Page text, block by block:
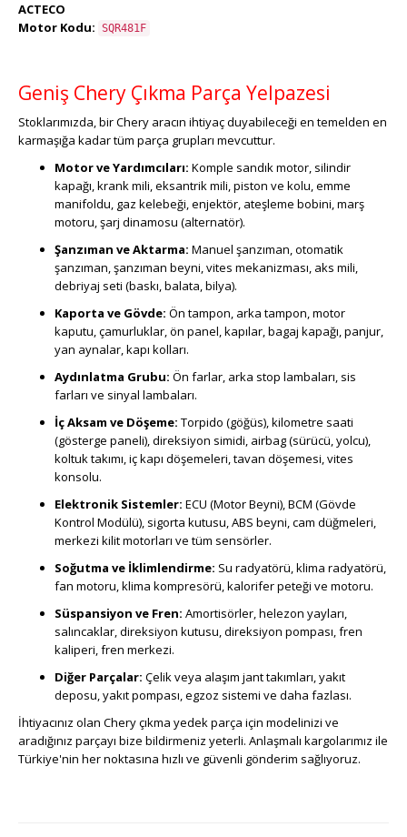
ACTECO
Motor Kodu: SQR481F
Geniş Chery Çıkma Parça Yelpazesi
Stoklarımızda, bir Chery aracın ihtiyaç duyabileceği en temelden en
karmaşığa kadar tüm parça grupları mevcuttur.
Motor ve Yardımcıları: Komple sandık motor, silindir
kapağı, krank mili, eksantrik mili, piston ve kolu, emme
manifoldu, gaz kelebeği, enjektör, ateşleme bobini, marş
motoru, şarj dinamosu (alternatör).
Şanzıman ve Aktarma: Manuel şanzıman, otomatik
şanzıman, şanzıman beyni, vites mekanizması, aks mili,
debriyaj seti (baskı, balata, bilya).
Kaporta ve Gövde: Ön tampon, arka tampon, motor
kaputu, çamurluklar, ön panel, kapılar, bagaj kapağı, panjur,
yan aynalar, kapı kolları.
Aydınlatma Grubu: Ön farlar, arka stop lambaları, sis
farları ve sinyal lambaları.
İç Aksam ve Döşeme: Torpido (göğüs), kilometre saati
(gösterge paneli), direksiyon simidi, airbag (sürücü, yolcu),
koltuk takımı, iç kapı döşemeleri, tavan döşemesi, vites
konsolu.
Elektronik Sistemler: ECU (Motor Beyni), BCM (Gövde
Kontrol Modülü), sigorta kutusu, ABS beyni, cam düğmeleri,
merkezi kilit motorları ve tüm sensörler.
Soğutma ve İklimlendirme: Su radyatörü, klima radyatörü,
fan motoru, klima kompresörü, kalorifer peteği ve motoru.
Süspansiyon ve Fren: Amortisörler, helezon yayları,
salıncaklar, direksiyon kutusu, direksiyon pompası, fren
kaliperi, fren merkezi.
Diğer Parçalar: Çelik veya alaşım jant takımları, yakıt
deposu, yakıt pompası, egzoz sistemi ve daha fazlası.
İhtiyacınız olan Chery çıkma yedek parça için modelinizi ve
aradığınız parçayı bize bildirmeniz yeterli. Anlaşmalı kargolarımız ile
Türkiye'nin her noktasına hızlı ve güvenli gönderim sağlıyoruz.